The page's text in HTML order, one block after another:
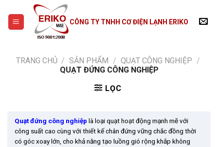
content
CÔNG TY TNHH CƠ ĐIỆN LẠNH ERIKO
TRANG CHỦ / SẢN PHẨM / QUẠT CÔNG NGHIỆP /
QUẠT ĐỨNG CÔNG NGHIỆP
LỌC
Quạt đứng công nghiệp là loại quạt hoạt động mạnh mẽ với
công suất cao cùng với thiết kế chân đứng vững chắc đồng thời
có góc xoay lớn, cho khả năng tạo luồng gió rộng khắp không